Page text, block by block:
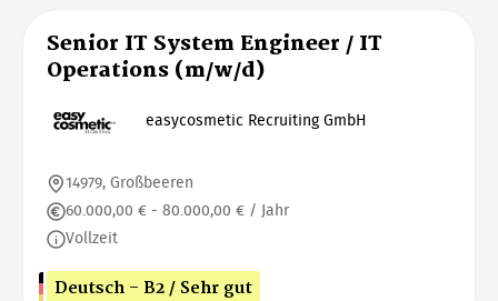
Senior IT System Engineer / IT
Operations (m/w/d)
easycosmetic Recruiting GmbH
14979, Großbeeren
60.000,00 € - 80.000,00 € / Jahr
Vollzeit
Deutsch - B2 / Sehr gut